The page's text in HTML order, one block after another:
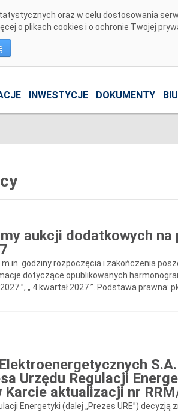
oraz w celu dostosowania
o plikach cookies i o ochronie Twojej
INWESTYCJE DOKUMENTY
aukcji dodatkowych na
godziny rozpoczęcia i zakończenia
dotyczące opublikowanych
2027 ”, „ 4 kwartał 2027 ”. Podstawa
Urzędu Regulacji
Karcie aktualizacji nr
Energetyki (dalej „Prezes URE”) decyzją